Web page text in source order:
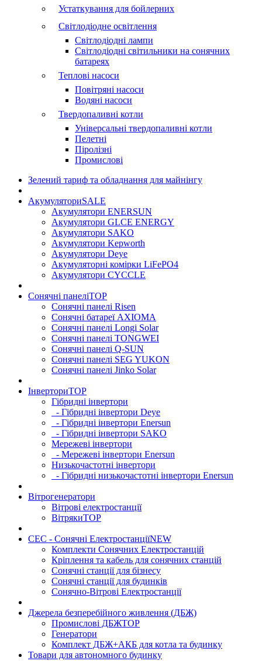
Устаткування для бойлерних
Світлодіодне освітлення
Світлодіодні лампи
Світлодіодні світильники на сонячних
батареях
Теплові насоси
Повітряні насоси
Водяні насоси
Твердопаливні котли
Універсальні твердопаливні котли
Пелетні
Піролізні
Промислові
Зелений тариф та обладнання для майнінгу
АкумуляториSALE
Акумулятори ENERSUN
Акумулятори GLCE ENERGY
Акумулятори SAKO
Акумулятори Kepworth
Акумулятори Deye
Акумуляторні комірки LiFePO4
Акумулятори CYCCLE
Сонячні панеліTOP
Сонячні панелі Risen
Сонячні батареї AXIOMA
Сонячні панелі Longi Solar
Сонячні панелі TONGWEI
Сонячні панелі Q-SUN
Сонячні панелі SEG YUKON
Сонячні панелі Jinko Solar
ІнверториTOP
Гібридні інвертори
- Гібридні інвертори Deye
- Гібридні інвертори Enersun
- Гібридні інвертори SAKO
Мережеві інвертори
- Мережеві інвертори Enersun
Низькочастотні інвертори
- Гібридні низькочастотні інвертори Enersun
Вітрогенератори
Вітрові електростанції
ВітрякиTOP
СЕС - Сонячні ЕлектростанціїNEW
Комплекти Сонячних Електростанцій
Кріплення та кабель для сонячних станцій
Сонячні станції для бізнесу
Сонячні станції для будинків
Сонячно-Вітрові Електростанції
Джерела безперебійного живлення (ДБЖ)
Промислові ДБЖTOP
Генератори
Комплект ДБЖ+АКБ для котла та будинку
Товари для автономного будинку